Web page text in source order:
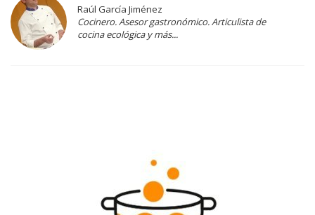
Raúl García Jiménez
Cocinero. Asesor gastronómico. Articulista de
cocina ecológica y más...